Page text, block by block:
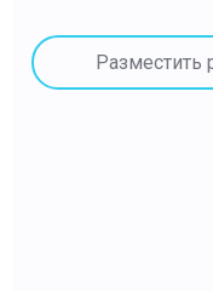
Разместить